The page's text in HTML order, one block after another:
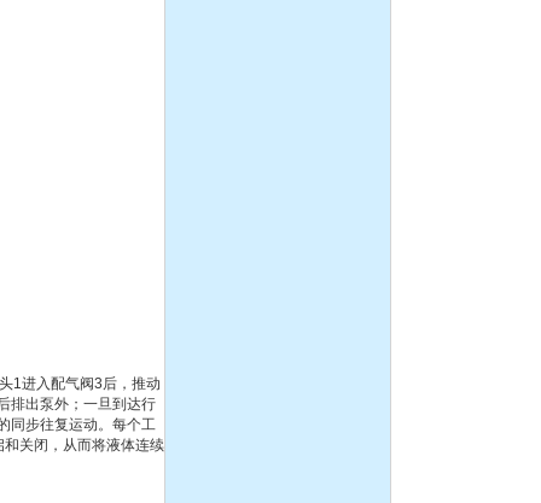
1进入配气阀3后，推动
排出泵外；一旦到达行
同步往复运动。每个工
关闭，从而将液体连续